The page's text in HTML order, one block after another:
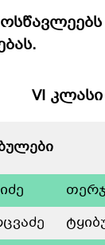
VI კლასი